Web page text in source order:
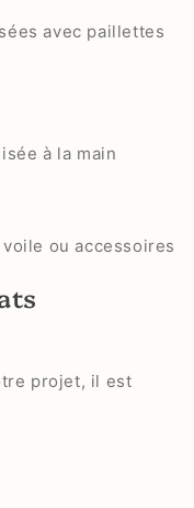
avec paillettes
à la main
ou accessoires
projet, il est